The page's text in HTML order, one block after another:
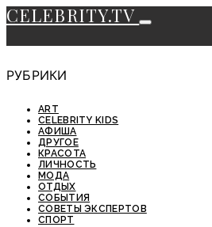
CELEBRITY.TV
РУБРИКИ
ART
CELEBRITY KIDS
АФИША
ДРУГОЕ
КРАСОТА
ЛИЧНОСТЬ
МОДА
ОТДЫХ
СОБЫТИЯ
СОВЕТЫ ЭКСПЕРТОВ
СПОРТ